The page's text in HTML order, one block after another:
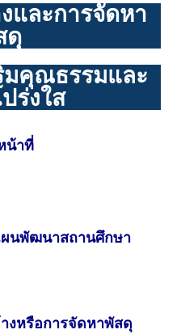
และการจัดหา
ดุ
มคุณธรรมและ
ร่งใส
น้าที่
นพัฒนาสถานศึกษา
งหรือการจัดหาพัสดุ